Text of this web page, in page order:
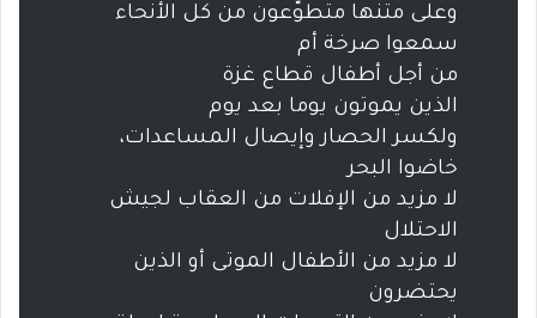
وعلى متنها متطوّعون من كل الأنحاء
سمعوا صرخة أم
من أجل أطفال قطاع غزة
الذين يموتون يوما بعد يوم
ولكسر الحصار وإيصال المساعدات،
خاضوا البحر
لا مزيد من الإفلات من العقاب لجيش
الاحتلال
لا مزيد من الأطفال الموتى أو الذين
يحتضرون